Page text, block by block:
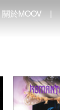
關於MOOV |